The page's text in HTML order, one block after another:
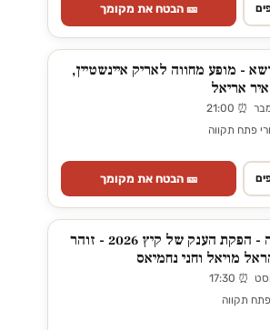
🎫 הבטח את מקומך
- מופע מחווה לאריק איינשטיין,
אריאל
פתח תקווה
🎫 הבטח את מקומך
בת הים הקטנה - הפקת הענק של קיץ 2026 - זוהר
מויאל וחני נחמיאס
תקווה